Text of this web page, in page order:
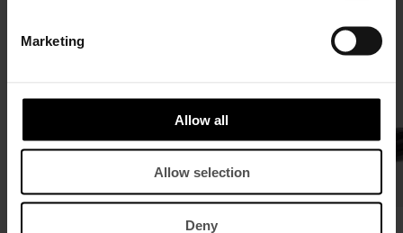
Marketing
Allow all
Allow selection
Deny
Regular-Fit Poloshirt aus Seide und